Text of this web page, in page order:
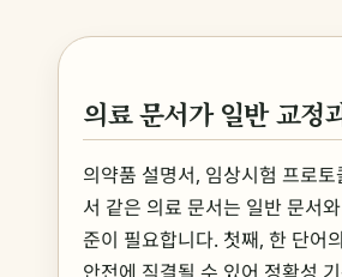
의료 문서가 일반 교정
의약품 설명서, 임상시험 프로토
서 같은 의료 문서는 일반 문서
준이 필요합니다. 첫째, 한 단어